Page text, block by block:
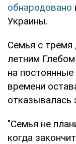
обнародовано
Украины.
Семья с тремя
летним
на
времени
отказывалась
"Семья не
когда